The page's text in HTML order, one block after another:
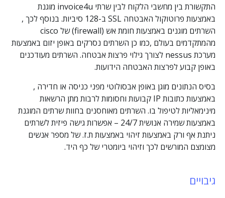
התקשורת בין מחשבי הלקוח לבין שרתי invoice4u מוגנת
באמצעות פרוטוקול האבטחה SSL ב-128 סיביות. בנוסף לכך ,
השרתים מוגנים באמצעות חומת אש (firewall) של cisco
מהמתקדמים בעולם ,כמו כן השרתים נסרקים באופן יזום באמצעות
מערכת nessus לצורך גילוי פרצות אבטחה. השרתים מעודכנים
באופן קבוע לפרצות האבטחה הידועות.
בסיס הנתונים מוגן באופן אבסולוטי מפני כניסה או חדירה ,
באמצעות כתובות IP קבועות וחסומות לרבות מתן הרשאות
מינימאליות לטיפול בו. השרתים מאוחסנים בחוות שרתים המוגנת
באמצעות שמירה אנושית 24/7 – אפשרות גישה פיזית לשרתים
ניתנת אף ורק באמצעות זיהוי באמצעות ת.ז. של מספר אנשים
מצומצם המורשים לכך וזיהוי ביומטרי של כף היד.
גיבויים